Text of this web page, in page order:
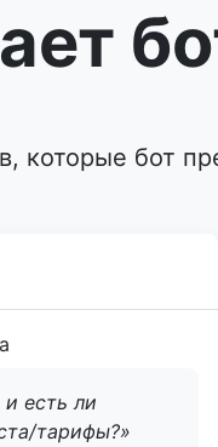
которые бот
и есть ли
тарифы?»